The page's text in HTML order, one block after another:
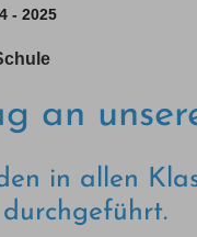
- 2025
an
in allen